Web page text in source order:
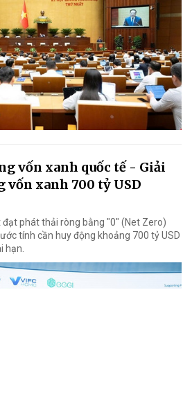
vốn xanh quốc tế - Giải
vốn xanh 700 tỷ USD
phát thải ròng bằng "0" (Net Zero)
tính cần huy động khoảng 700 tỷ USD
hạn.